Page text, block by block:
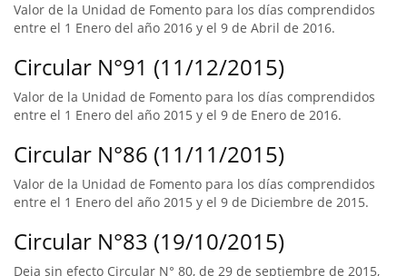
Valor de la Unidad de Fomento para los días comprendidos
entre el 1 Enero del año 2016 y el 9 de Abril de 2016.
Circular N°91 (11/12/2015)
Valor de la Unidad de Fomento para los días comprendidos
entre el 1 Enero del año 2015 y el 9 de Enero de 2016.
Circular N°86 (11/11/2015)
Valor de la Unidad de Fomento para los días comprendidos
entre el 1 Enero del año 2015 y el 9 de Diciembre de 2015.
Circular N°83 (19/10/2015)
Deja sin efecto Circular N° 80, de 29 de septiembre de 2015,